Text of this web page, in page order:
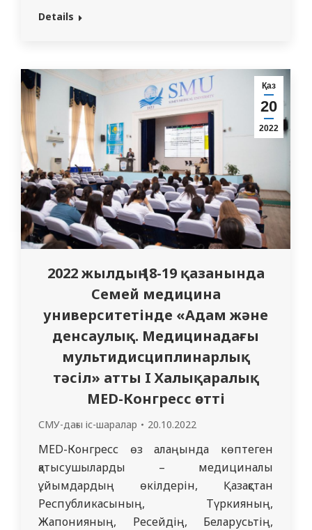
біздің көмегімізге мұқтаж, бұған көз
бірлесіп, халықтың әлеуметтік қорғалмаған
топтарына әлеуметтік көмек көрсету
мақсатында қайырымдылық акциясын
өткізді. Бүкіл өмірін галантерея
фабрикасында…
Details
Қаз
20
2022
2022 жылдың 18-19 қазанында
Семей медицина
университетінде «Адам және
денсаулық. Медицинадағы
мультидисциплинарлық
тәсіл» атты I Халықаралық
MED-Конгресс өтті
СМУ-дағы іс-шаралар 20.10.2022
MED-Конгресс өз алаңында көптеген
қатысушыларды – медициналық
ұйымдардың өкілдерін, Қазақстан
Республикасының, Түркияның,
Жапонияның, Ресейдің, Беларусьтің,